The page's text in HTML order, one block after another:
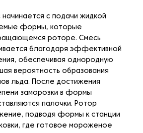
с подачи жидкой
формы, которые
роторе. Смесь
благодаря эффективной
обеспечивая однородную
вероятность образования
льда. После достижения
заморозки в формы
палочки. Ротор
подводя формы к станции
где готовое мороженое